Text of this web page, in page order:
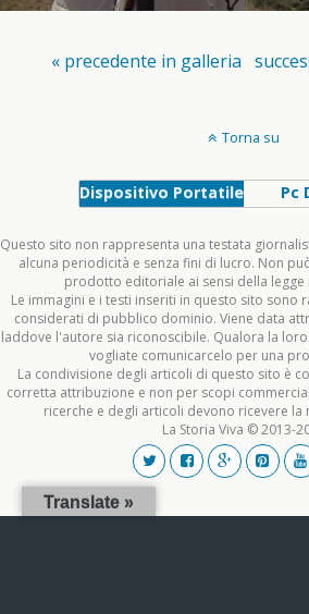
« precedente in galleria
Torna su
Dispositivo Portatile Pc
Questo sito non rappresenta una testata
alcuna periodicità e senza fini di lucro. Non
prodotto editoriale ai sensi della legge
Le immagini e i testi inseriti in questo sito sono
considerati di pubblico dominio. Viene data
laddove l'autore sia riconoscibile. Qualora la
vogliate comunicarcelo per una
La condivisione degli articoli di questo sito è
corretta attribuzione e non per scopi
ricerche e degli articoli devono ricevere la
La Storia Viva © 2013-
Translate »